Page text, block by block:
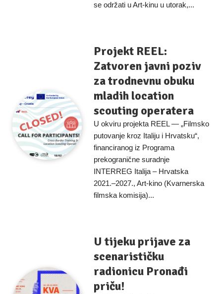
se održati u Art-kinu u utorak,...
Projekt REEL:
Zatvoren javni poziv
za trodnevnu obuku
mladih location
scouting operatera
U okviru projekta REEL — „Filmsko
putovanje kroz Italiju i Hrvatsku“,
financiranog iz Programa
prekogranične suradnje
INTERREG Italija – Hrvatska
2021.–2027., Art-kino (Kvarnerska
filmska komisija)...
U tijeku prijave za
scenarističku
radionicu Pronađi
priču!